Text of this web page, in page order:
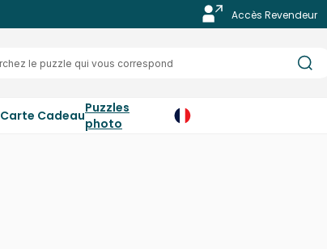
Accès Revendeur
Carte CadeauPuzzles
photo